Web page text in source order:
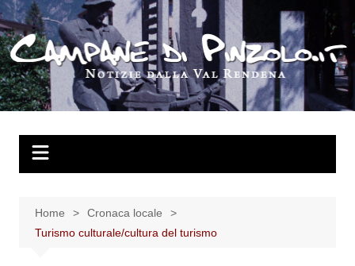
Salta
al
contenuto
Home
Cronaca locale
Turismo culturale/cultura del turismo